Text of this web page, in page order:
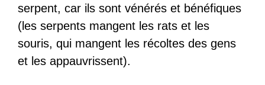
serpent, car ils sont vénérés et bénéfiques
(les serpents mangent les rats et les
souris, qui mangent les récoltes des gens
et les appauvrissent).